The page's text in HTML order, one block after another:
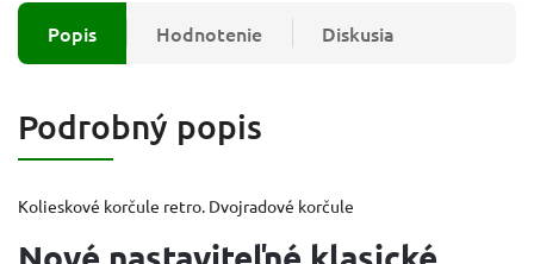
Popis Hodnotenie Diskusia
Podrobný popis
Kolieskové korčule retro. Dvojradové korčule
Nové nastaviteľné klasické